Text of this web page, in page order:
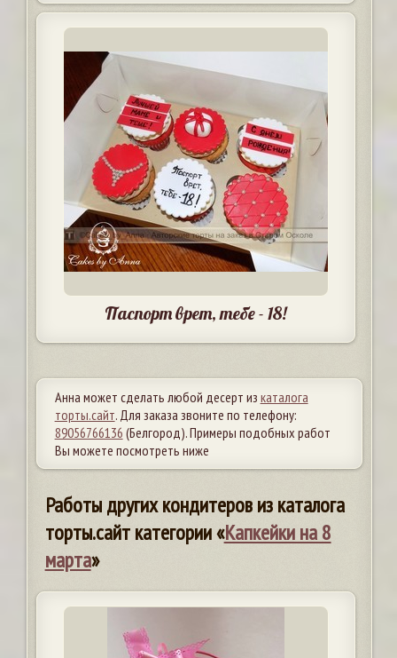
Паспорт врет, тебе - 18!
Анна может сделать любой десерт из каталога
торты.сайт. Для заказа звоните по телефону:
89056766136 (Белгород). Примеры подобных работ
Вы можете посмотреть ниже
Работы других кондитеров из каталога
торты.сайт категории «Капкейки на 8
марта»